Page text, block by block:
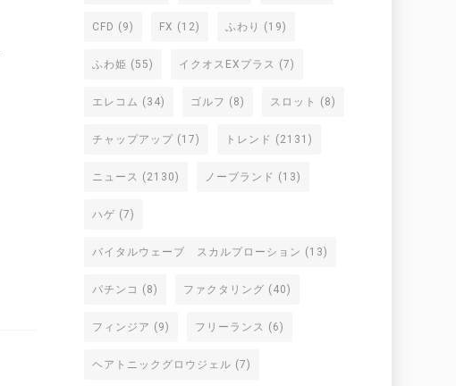
CFD (9) FX (12) ふわり (19)
ふわ姫 (55) イクオスEXプラス (7)
エレコム (34) ゴルフ (8) スロット (8)
チャップアップ (17) トレンド (2131)
ニュース (2130) ノーブランド (13)
ハゲ (7)
バイタルウェーブ スカルプローション (13)
パチンコ (8) ファクタリング (40)
フィンジア (9) フリーランス (6)
ヘアトニックグロウジェル (7)